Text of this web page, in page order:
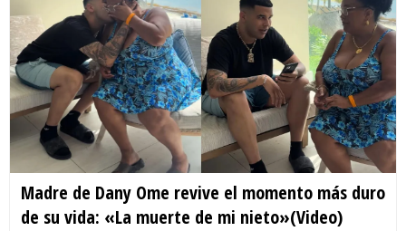
Madre de Dany Ome revive el momento más duro
de su vida: «La muerte de mi nieto»(Video)